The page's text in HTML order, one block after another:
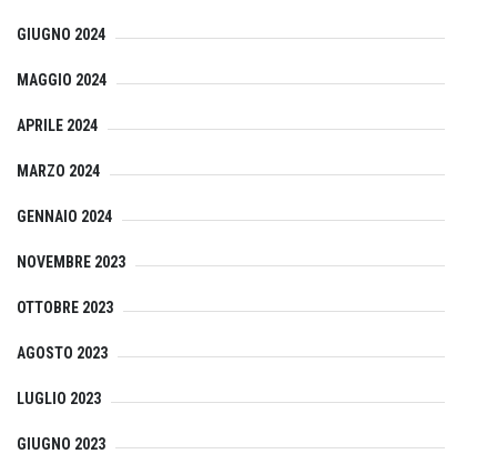
GIUGNO 2024
MAGGIO 2024
APRILE 2024
MARZO 2024
GENNAIO 2024
NOVEMBRE 2023
OTTOBRE 2023
AGOSTO 2023
LUGLIO 2023
GIUGNO 2023